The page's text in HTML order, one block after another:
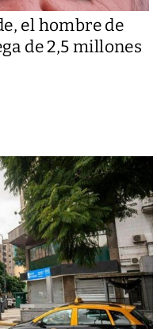
el hombre de
de 2,5 millones